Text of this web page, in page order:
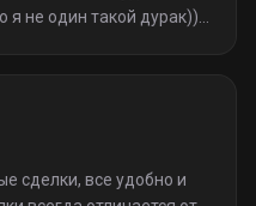
не один такой дурак)).
сделки, все удобно и